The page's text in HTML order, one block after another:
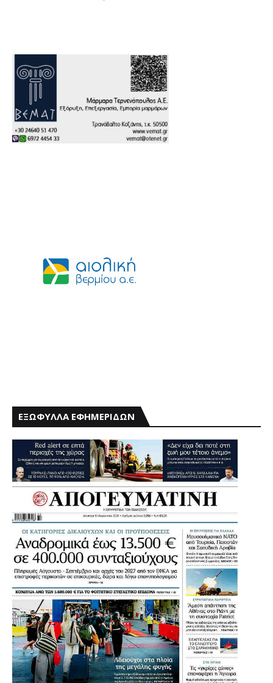
ΕΞΩΦΥΛΛΑ ΕΦΗΜΕΡΙΔΩΝ